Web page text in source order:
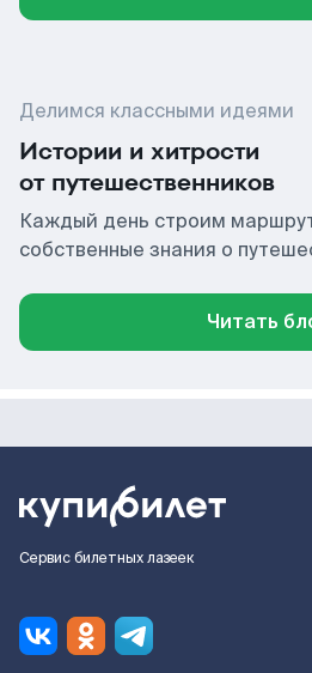
Делимся классными идеями
Истории и хитрости
от путешественников
Каждый день строим
собственные знания о
Читать
Сервис билетных лазеек